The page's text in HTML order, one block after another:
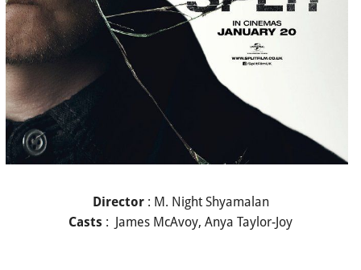
Director: M. Night Shyamalan
Casts : James McAvoy, Anya Taylor-Joy